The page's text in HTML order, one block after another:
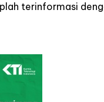
terinformasi